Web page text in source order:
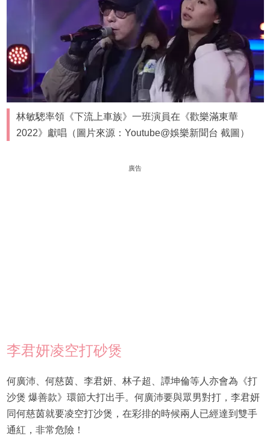
林敏驄率領《下流上車族》一班演員在《歡樂滿東華
2022》獻唱（圖片來源：Youtube@娛樂新聞台 截圖）
廣告
李君妍凌空打砂煲
何廣沛、何慈茵、李君妍、林子超、譚坤倫等人亦會為《打
沙煲 爆善款》環節大打出手。何廣沛要與眾男對打，李君妍
同何慈茵就要凌空打沙煲，在彩排的時候兩人已經達到雙手
通紅，非常危險！